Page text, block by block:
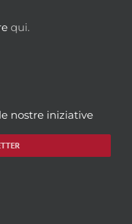
qui.
nostre iniziative